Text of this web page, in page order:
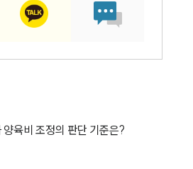
육비 조정의 판단 기준은?